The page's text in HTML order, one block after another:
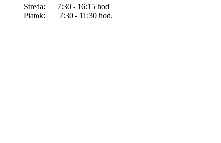
Streda: 7:30 - 16:15 hod.
Piatok: 7:30 - 11:30 hod.